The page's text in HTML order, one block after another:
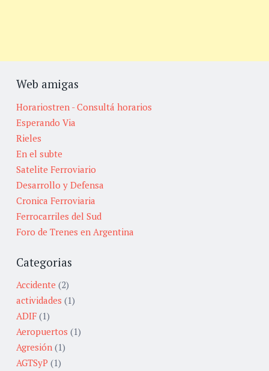
Web amigas
Horariostren - Consultá horarios
Esperando Via
Rieles
En el subte
Satelite Ferroviario
Desarrollo y Defensa
Cronica Ferroviaria
Ferrocarriles del Sud
Foro de Trenes en Argentina
Categorias
Accidente (2)
actividades (1)
ADIF (1)
Aeropuertos (1)
Agresión (1)
AGTSyP (1)